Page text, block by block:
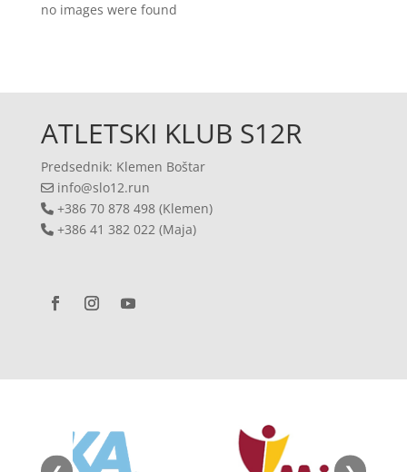
no images were found
ATLETSKI KLUB S12R
Predsednik: Klemen Boštar
info@slo12.run
+386 70 878 498 (Klemen)
+386 41 382 022 (Maja)